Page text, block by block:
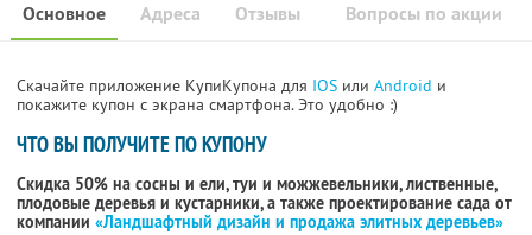
Основное Отзывы Вопросы по акции
Адреса
Скачайте приложение КупиКупона для IOS или Android и
покажите купон с экрана смартфона. Это удобно :)
ЧТО ВЫ ПОЛУЧИТЕ ПО КУПОНУ
Скидка 50% на сосны и ели, туи и можжевельники, лиственные,
плодовые деревья и кустарники, а также проектирование сада от
компании «Ландшафтный дизайн и продажа элитных деревьев»